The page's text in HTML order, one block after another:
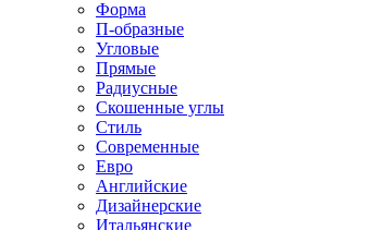
Форма
П-образные
Угловые
Прямые
Радиусные
Скошенные углы
Стиль
Современные
Евро
Английские
Дизайнерские
Итальянские